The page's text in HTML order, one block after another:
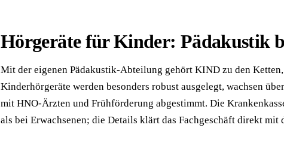
Hörgeräte für Kinder: Pädakustik
Mit der eigenen Pädakustik-Abteilung gehört KIND zu den
Kinderhörgeräte werden besonders robust ausgelegt, wachsen
mit HNO-Ärzten und Frühförderung abgestimmt. Die
als bei Erwachsenen; die Details klärt das Fachgeschäft direkt mit